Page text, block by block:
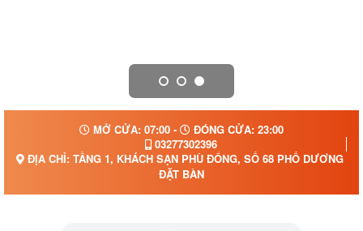
MỞ CỬA: 07:00 -
ĐÓNG CỬA: 23:00
03277302396
ĐỊA CHỈ: TẦNG 1, KHÁCH SẠN PHÙ ĐỔNG, SỐ 68 PHỐ DƯƠNG
ĐẶT BÀN